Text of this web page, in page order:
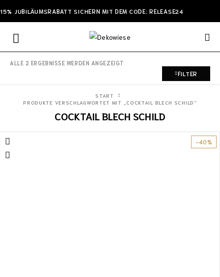
15% JUBILÄUMSRABATT SICHERN MIT DEM CODE: RELEASE24
ALLE 2 ERGEBNISSE WERDEN ANGEZEIGT
FILTER
COCKTAIL BLECH SCHILD
START
PRODUKTE VERSCHLAGWORTET MIT „COCKTAIL BLECH SCHILD“
-40%